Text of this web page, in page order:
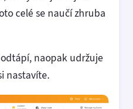
celé se naučí zhruba
naopak udržuje
nastavíte.